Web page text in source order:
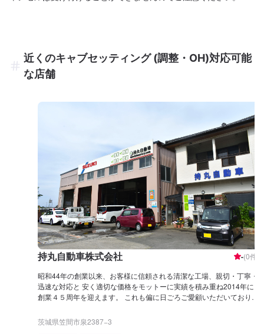
近くのキャブセッティング (調整・OH)対応可能
な店舗
持丸自動車株式会社 -(0件)
昭和44年の創業以来、お客様に信頼される清潔な工場、親切・丁寧・
迅速な対応と 安く適切な価格をモットーに実績を積み重ね2014年に
創業４５周年を迎えます。 これも偏に日ごろご愛顧いただいておりま
す。 今後も、その伝統と最新の技術力を活かし、大型車から外車、軽
自動車までお客様のカーライフをトータルサポートできるサービスの
茨城県笠間市泉2387−3